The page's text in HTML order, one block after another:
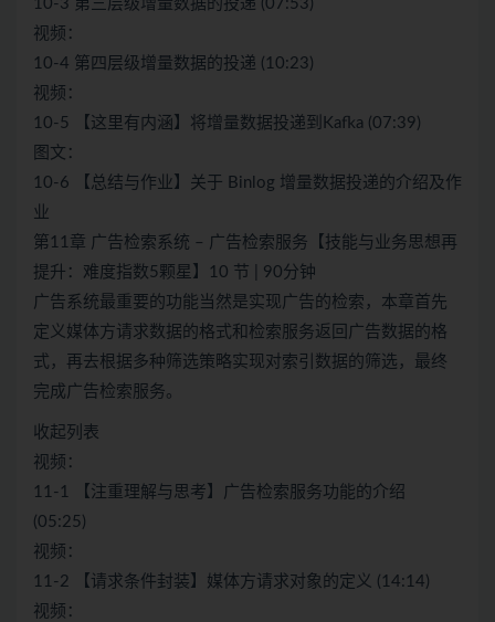
10-3 第三层级增量数据的投递 (07:53)
视频：
10-4 第四层级增量数据的投递 (10:23)
视频：
10-5 【这里有内涵】将增量数据投递到Kafka (07:39)
图文：
10-6 【总结与作业】关于 Binlog 增量数据投递的介绍及作
业
第11章 广告检索系统 – 广告检索服务【技能与业务思想再
提升：难度指数5颗星】10 节 | 90分钟
广告系统最重要的功能当然是实现广告的检索，本章首先
定义媒体方请求数据的格式和检索服务返回广告数据的格
式，再去根据多种筛选策略实现对索引数据的筛选，最终
完成广告检索服务。
收起列表
视频：
11-1 【注重理解与思考】广告检索服务功能的介绍
(05:25)
视频：
11-2 【请求条件封装】媒体方请求对象的定义 (14:14)
视频：